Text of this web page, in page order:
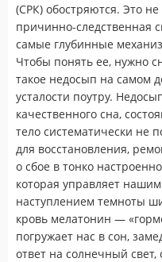
(СРК) обостряются. Это
причинно-следственная
самые глубинные
Чтобы понять ее, нужно
такое недосып на самом
усталости поутру.
качественного сна,
тело систематически не
для восстановления,
о сбое в тонко
которая управляет
наступлением темноты
кровь мелатонин —
погружает нас в сон,
ответ на солнечный